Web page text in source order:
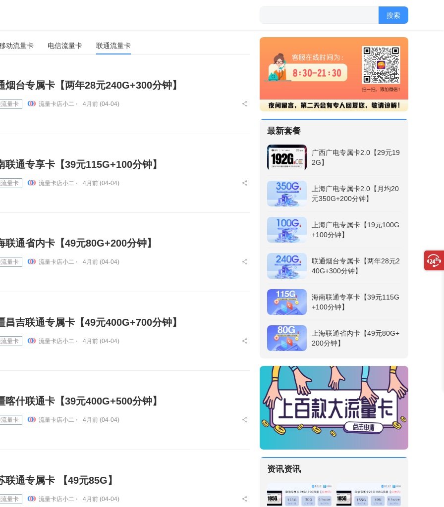
搜索
动流量卡 电信流量卡 联通流量卡
烟台专属卡【两年28元240G+300分钟】
量卡 流量卡店小二 ⋅ 4月前 (04-04)
联通专享卡【39元115G+100分钟】
量卡 流量卡店小二 ⋅ 4月前 (04-04)
联通省内卡【49元80G+200分钟】
量卡 流量卡店小二 ⋅ 4月前 (04-04)
昌吉联通专属卡【49元400G+700分钟】
量卡 流量卡店小二 ⋅ 4月前 (04-04)
喀什联通卡【39元400G+500分钟】
量卡 流量卡店小二 ⋅ 4月前 (04-04)
联通专属卡 【49元85G】
量卡 流量卡店小二 ⋅ 4月前 (04-04)
最新套餐
广西广电专属卡2.0【29元19
2G】
上海广电专属卡2.0【月均20
元350G+200分钟】
上海广电专属卡【19元100G
+100分钟】
联通烟台专属卡【两年28元2
40G+300分钟】
海南联通专享卡【39元115G
+100分钟】
上海联通省内卡【49元80G+
200分钟】
资讯资讯